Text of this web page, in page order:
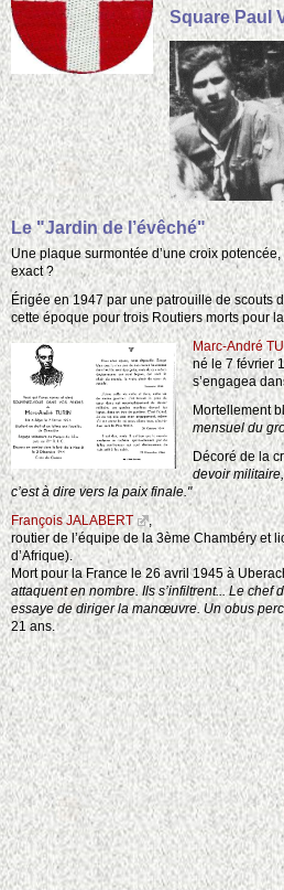
Square Paul
Le "Jardin de l’évêché"
Une plaque surmontée d’une croix
exact ?
Érigée en 1947 par une patrouille de scouts
cette époque pour trois Routiers morts pour
Marc-André
né le 7 février
s’engagea
Mortellement
mensuel du
Décoré de la
devoir
c’est à dire vers la paix finale."
François JALABERT
,
routier de l’équipe de la 3ème Chambéry et
d’Afrique).
Mort pour la France le 26 avril 1945 à
attaquent en nombre. Ils s’infiltrent... Le
essaye de diriger la manœuvre. Un obus
21 ans.